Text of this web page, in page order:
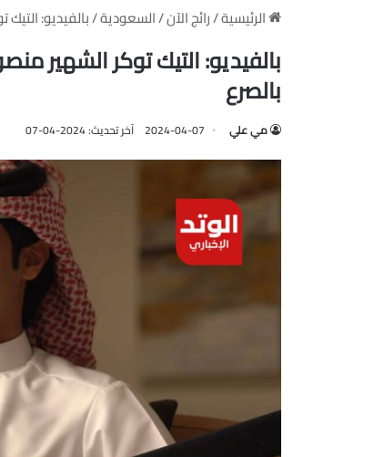
الرئيسية/رائج الآن/السعودية/بالفيديو:
بالفيديو: التيك توكر الشهير
بالصرع
مي علي 2024-04-07 آخر تحديث: 2024-04-07